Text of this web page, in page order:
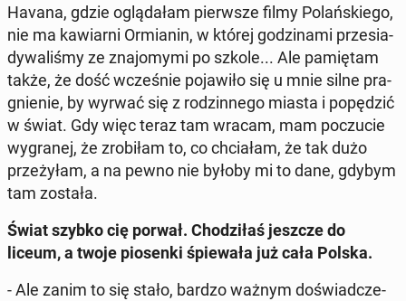
Havana, gdzie oglą­da­łam pierw­sze filmy Po­lań­skie­go,
nie ma ka­wiar­ni Or­mia­nin, w której go­dzi­na­mi prze­sia­
dy­wa­li­śmy ze zna­jo­my­mi po szkole... Ale pa­mię­tam
także, że dość wcze­śnie po­ja­wi­ło się u mnie silne pra­
gnie­nie, by wyrwać się z ro­dzin­ne­go miasta i po­pę­dzić
w świat. Gdy więc teraz tam wracam, mam po­czu­cie
wy­gra­nej, że zro­bi­łam to, co chcia­łam, że tak dużo
prze­ży­łam, a na pewno nie byłoby mi to dane, gdybym
tam została.
Świat szybko cię porwał. Cho­dzi­łaś jeszcze do
liceum, a twoje pio­sen­ki śpie­wa­ła już cała Polska.
- Ale zanim to się stało, bardzo ważnym do­świad­cze­